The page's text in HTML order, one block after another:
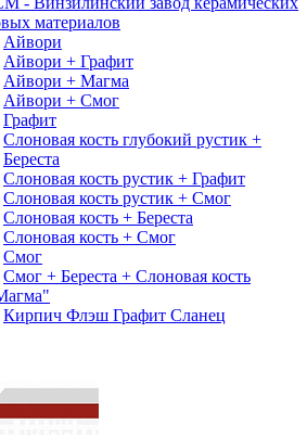
материалов
Айвори
Айвори + Графит
Айвори + Магма
Айвори + Смог
Графит
Слоновая кость глубокий рустик +
Береста
Слоновая кость рустик + Графит
Слоновая кость рустик + Смог
Слоновая кость + Береста
Слоновая кость + Смог
Смог
Смог + Береста + Слоновая кость
Кирпич Флэш Графит Сланец